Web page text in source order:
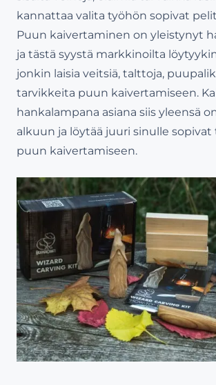
kannattaa valita työhön sopivat
Puun kaivertaminen on yleistynyt
ja tästä syystä markkinoilta
jonkin laisia veitsiä, talttoja,
tarvikkeita puun kaivertamiseen.
hankalampana asiana siis yleensä
alkuun ja löytää juuri sinulle
puun kaivertamiseen.